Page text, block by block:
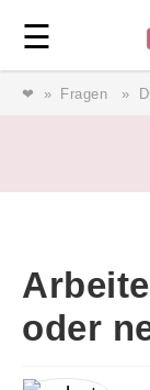
☰
❤ Fragen
oder
Forum
Service